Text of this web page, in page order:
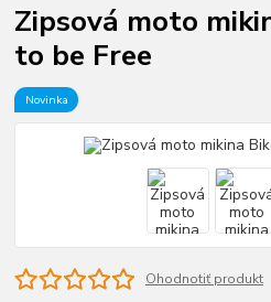
Zipsová moto
to be Free
Novinka
Ohodnotiť produkt